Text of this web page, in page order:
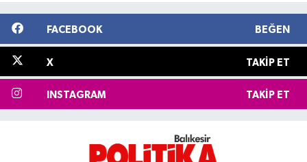
FACEBOOK BEĞEN
X TAKIP ET
INSTAGRAM TAKIP ET